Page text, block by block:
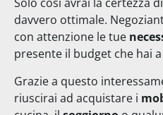
davvero ottimale.
con attenzione le tue
presente il budget che hai
Grazie a questo
riuscirai ad acquistare i